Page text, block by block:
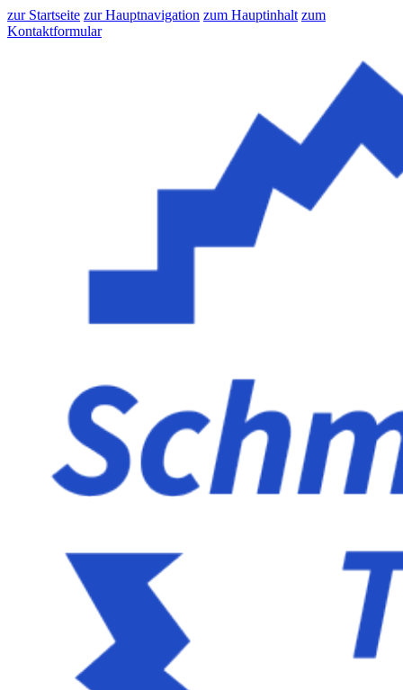
zur Startseite zur Hauptnavigation zum Hauptinhalt zum
Kontaktformular